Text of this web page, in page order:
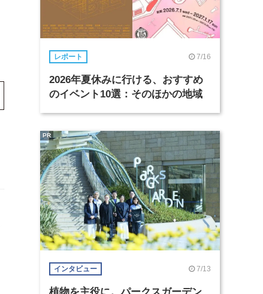
レポート 7/16
2026年夏休みに行ける、おすすめ
のイベント10選：そのほかの地域
インタビュー 7/13
植物を主役に。パークスガーデン
PR